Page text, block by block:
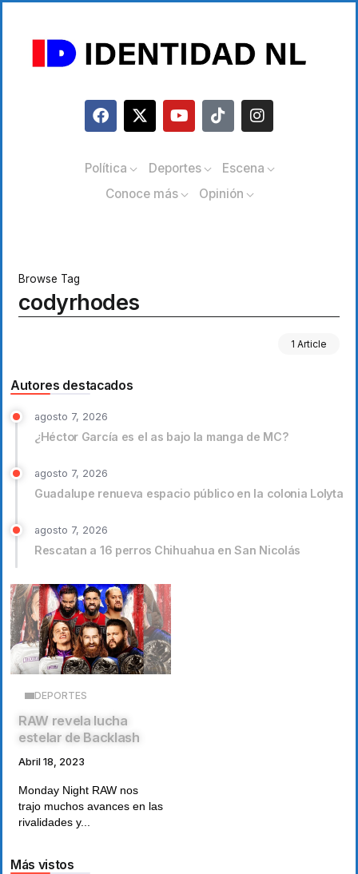
Política Deportes
Escena
Conoce más
Opinión
Browse Tag
codyrhodes
1 Article
Autores destacados
agosto 7, 2026
¿Héctor García es el as bajo la manga de MC?
agosto 7, 2026
Guadalupe renueva espacio público en la colonia Lolyta
agosto 7, 2026
Rescatan a 16 perros Chihuahua en San Nicolás
DEPORTES
RAW revela lucha
estelar de Backlash
Abril 18, 2023
Monday Night RAW nos
trajo muchos avances en las
rivalidades y...
Más vistos